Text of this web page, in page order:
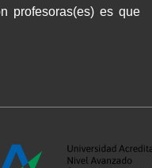
profesoras(es) es que